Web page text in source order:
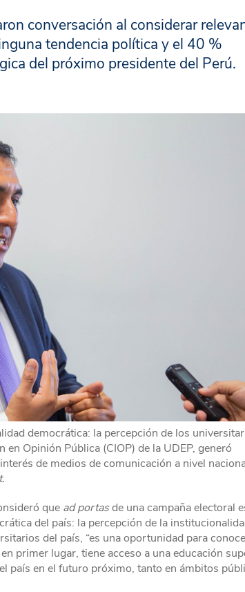
conversación al considerar
tendencia política y el 40 %
del próximo presidente del Perú.
democrática: la percepción de los
Opinión Pública (CIOP) de la UDEP, generó
de medios de comunicación a nivel
que ad portasde una campaña electoral
del país: la percepción de la
del país, “es una oportunidad para
primer lugar, tiene acceso a una educación
país en el futuro próximo, tanto en ámbitos